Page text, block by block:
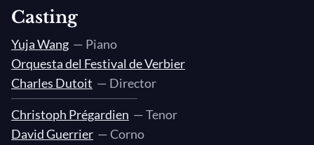
Casting
Yuja Wang — Piano
Orquesta del Festival de Verbier
Charles Dutoit — Director
Christoph Prégardien — Tenor
David Guerrier — Corno